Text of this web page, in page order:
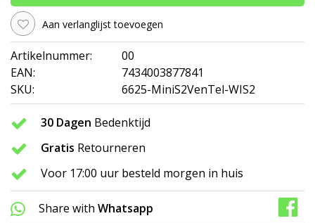
Aan verlanglijst toevoegen
Artikelnummer:
00
EAN:
7434003877841
SKU:
6625-MiniS2VenTel-WIS2
30 Dagen Bedenktijd
Gratis Retourneren
Voor 17:00 uur besteld morgen in huis
Share with Whatsapp